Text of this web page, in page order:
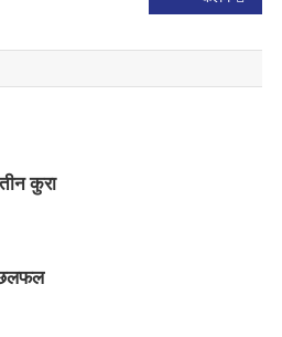
कुरा
छलफल